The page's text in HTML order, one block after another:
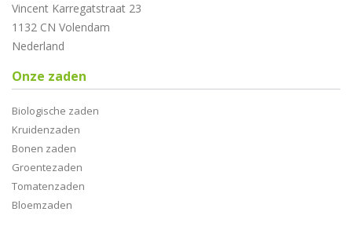
Vincent Karregatstraat 23
1132 CN Volendam
Nederland
Onze zaden
Biologische zaden
Kruidenzaden
Bonen zaden
Groentezaden
Tomatenzaden
Bloemzaden